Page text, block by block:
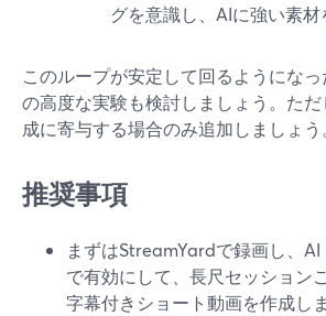
グを意識し、AIに強い素材
このループが安定して回るようにな
の高度な実験も検討しましょう。た
成に寄与する場合のみ追加しましょう
推奨事項
まずはStreamYardで録画し、AI
で有効にして、長尺セッション
字幕付きショート動画を作成し